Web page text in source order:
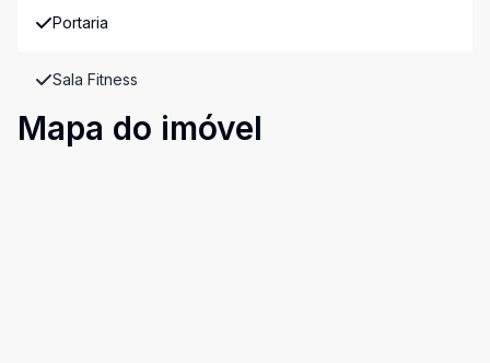
Portaria
Sala Fitness
Mapa do imóvel